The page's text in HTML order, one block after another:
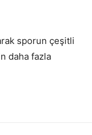
sporun çeşitli
daha fazla